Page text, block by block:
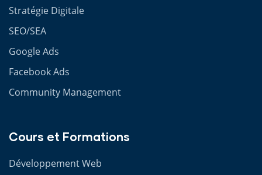
Stratégie Digitale
SEO/SEA
Google Ads
Facebook Ads
Community Management
Cours et Formations
Développement Web